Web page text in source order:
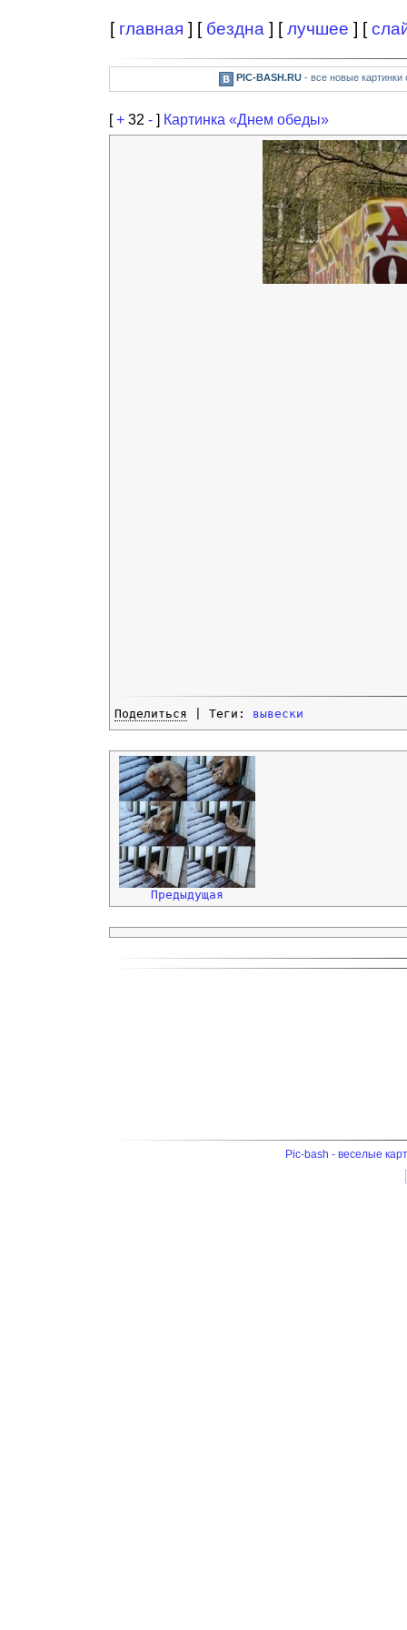
[ главная ] [ бездна ] [лучшее ] [
PIC-BASH.RU- все новые картинки
[+ 32 - ] Картинка «Днем обеды»
Поделиться | Теги: вывески
Предыдущая
Pic-bash - веселые